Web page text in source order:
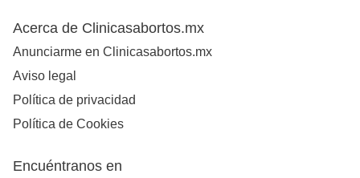
Acerca de Clinicasabortos.mx
Anunciarme en Clinicasabortos.mx
Aviso legal
Política de privacidad
Política de Cookies
Encuéntranos en